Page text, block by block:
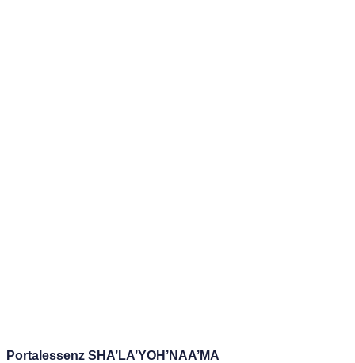
Portalessenz SHA’LA’YOH’NAA’MA